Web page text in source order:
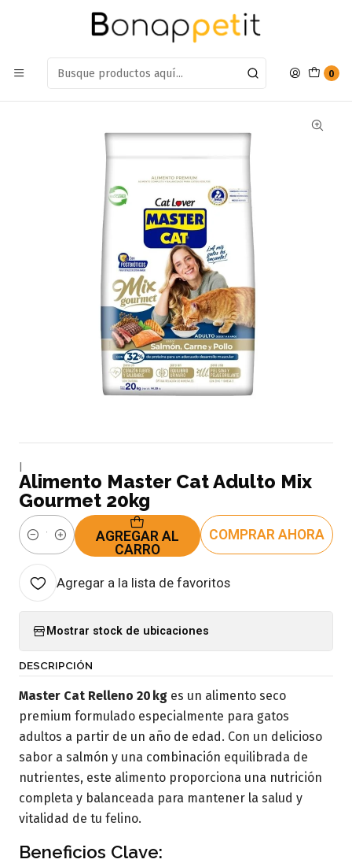
0
Estamos en: Antumalal 612, Quilicura Míranos en Maps
Alimento Master Cat Adulto Mix Gourmet 20kg
Alimento Master Cat Adulto Mix
Gourmet 20kg
Cantidad
AGREGAR AL
CARRO
COMPRAR AHORA
Agregar a la lista de favoritos
Mostrar stock de ubicaciones
DESCRIPCIÓN
Master Cat Relleno 20 kg es un alimento seco
premium formulado especialmente para gatos
adultos a partir de un año de edad. Con un delicioso
sabor a salmón y una combinación equilibrada de
nutrientes, este alimento proporciona una nutrición
completa y balanceada para mantener la salud y
vitalidad de tu felino.​
Beneficios Clave: